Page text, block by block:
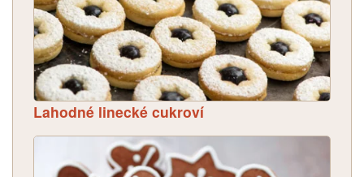
Lahodné linecké cukroví